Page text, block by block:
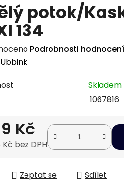
potok/
134
Podrobnosti hodnocení
Ubbink
Skladem
1067816
Kč
Kč bez DPH
Zeptat se Sdílet